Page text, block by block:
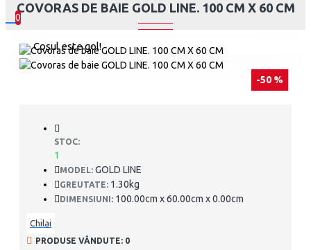
0
Coșul este gol!
COVORAS DE BAIE GOLD LINE. 100 CM X 60 CM
-50 %
STOC:
1
MODEL: GOLD LINE
GREUTATE: 1.30kg
DIMENSIUNI: 100.00cm x 60.00cm x 0.00cm
Chilai
PRODUSE VÂNDUTE: 0